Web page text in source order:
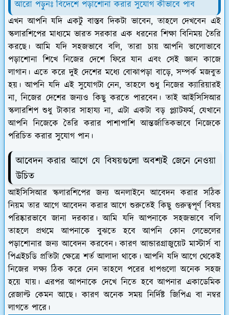
আরো পড়ুনঃ বিদেশে পড়াশোনা করার সুযোগ কীভাবে পাব
এখন আপনি যদি একটু বাস্তব দিকটা ভাবেন, তাহলে দেখবেন এই
স্কলারশিপের মাধ্যমে ভারত সরকার এক ধরনের শিক্ষা বিনিময় তৈরি
করছে। আমি যদি সহজভাবে বলি, তারা চায় আপনি ভালোভাবে
পড়াশোনা শিখে নিজের দেশে ফিরে যান এবং সেই জ্ঞান কাজে
লাগান। এতে করে দুই দেশের মধ্যে বোঝাপড়া বাড়ে, সম্পর্ক মজবুত
হয়। আপনি যদি এই সুযোগটা নেন, তাহলে শুধু নিজের ক্যারিয়ারই
না, নিজের দেশের জন্যও কিছু করতে পারবেন। তাই আইসিসিআর
স্কলারশিপ শুধু টাকার সাহায্য না, এটা একটা বড় প্ল্যাটফর্ম, যেখানে
আপনি নিজেকে তৈরি করার পাশাপাশি আন্তর্জাতিকভাবে নিজেকে
পরিচিত করার সুযোগ পান।
আবেদন করার আগে যে বিষয়গুলো অবশ্যই জেনে নেওয়া
উচিত
আইসিসিআর স্কলারশিপের জন্য অনলাইনে আবেদন করার সঠিক
নিয়ম তার আগে আবেদন করার আগে শুরুতেই কিছু গুরুত্বপূর্ণ বিষয়
পরিষ্কারভাবে জানা দরকার। আমি যদি আপনাকে সহজভাবে বলি
তাহলে প্রথমে আপনাকে বুঝতে হবে আপনি কোন লেভেলের
পড়াশোনার জন্য আবেদন করবেন। কারণ আন্ডারগ্রাজুয়েট মাস্টার্স বা
পিএইচডি প্রতিটা ক্ষেত্রে শর্ত আলাদা থাকে। আপনি যদি আগে থেকেই
নিজের লক্ষ্য ঠিক করে নেন তাহলে পরের ধাপগুলো অনেক সহজ
হয়ে যায়। এরপর আপনাকে দেখে নিতে হবে আপনার একাডেমিক
রেজাল্ট কেমন আছে। কারণ অনেক সময় নির্দিষ্ট জিপিএ বা নম্বর
লাগতে পারে।